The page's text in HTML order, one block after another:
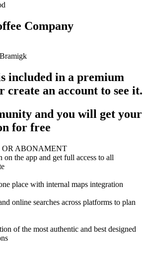
Company
included in a premium
create an account to see it.
and you will get your
for free
OR ABONAMENT
on the app and get full access to all
place with internal maps integration
online searches across platforms to plan
of the most authentic and best designed